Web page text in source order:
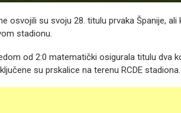
osvojili su svoju 28. titulu prvaka Španije,
stadionu.
od 2:0 matematički osigurala titulu dva
su prskalice na terenu RCDE stadiona.